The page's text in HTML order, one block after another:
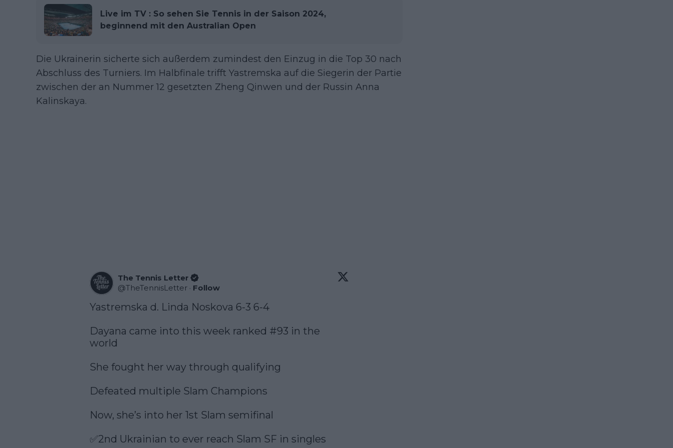
Live im TV : So sehen Sie Tennis in der Saison 2024,
beginnend mit den Australian Open
Die Ukrainerin sicherte sich außerdem zumindest den Einzug in die Top 30 nach
Abschluss des Turniers. Im Halbfinale trifft Yastremska auf die Siegerin der Partie
zwischen der an Nummer 12 gesetzten Zheng Qinwen und der Russin Anna
Kalinskaya.
The Tennis Letter
@TheTennisLetter · Follow
Yastremska d. Linda Noskova 6-3 6-4
Dayana came into this week ranked #93 in the
world
She fought her way through qualifying
Defeated multiple Slam Champions
Now, she’s into her 1st Slam semifinal
✅2nd Ukrainian to ever reach Slam SF in singles